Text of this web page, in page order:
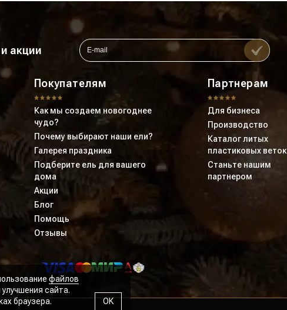
акции
Покупателям
Как мы создаем новогоднее
чудо?
Почему выбирают наши ели?
Галерея праздника
Подберите ель для вашего
дома
Акции
Блог
Помощь
Отзывы
Партнерам
Для бизнеса
Производство
Каталог литых
пластиковых веток
Станьте нашим
партнером
файлов
сайта.
браузера.
OK